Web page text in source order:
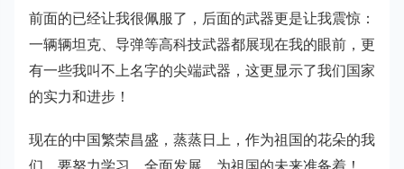
前面的已经让我很佩服了，后面的武器更是让我震惊：
一辆辆坦克、导弹等高科技武器都展现在我的眼前，更
有一些我叫不上名字的尖端武器，这更显示了我们国家
的实力和进步！
现在的中国繁荣昌盛，蒸蒸日上，作为祖国的花朵的我
们，要努力学习，全面发展，为祖国的未来准备着！